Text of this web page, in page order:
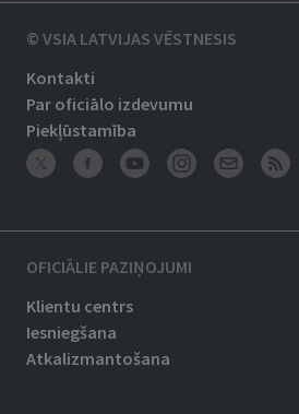
© VSIA LATVIJAS VĒSTNESIS
Kontakti
Par oficiālo izdevumu
Piekļūstamība
OFICIĀLIE PAZIŅOJUMI
Klientu centrs
Iesniegšana
Atkalizmantošana